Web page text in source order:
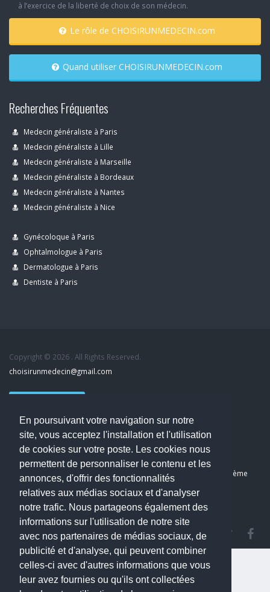
En poursuivant votre navigation sur notre
site, vous acceptez l'installation et l'utilisation
de cookies sur votre poste. Les cookies nous
permettent de personnaliser le contenu et les
annonces, d'offrir des fonctionnalités
relatives aux médias sociaux et d'analyser
notre trafic. Nous partageons également des
informations sur l'utilisation de notre site
avec nos partenaires de médias sociaux, de
publicité et d'analyse, qui peuvent combiner
celles-ci avec d'autres informations que vous
leur avez fournies ou qu'ils ont collectées
à l’exercice de la liberté de choix de son médecin.
Le rôle de CHOISIRUNMEDECIN.com
Quand utiliser CHOISIRUNMEDECIN.com
Recherches Fréquentes
Medecin généraliste à Paris
Medecin généraliste à Lille
Medecin généraliste à Marseille
Medecin généraliste à Bordeaux
Medecin généraliste à Nantes
Medecin généraliste à Nice
Gynécoloque à Paris
Ophtalmologue à Paris
Dermatologue à Paris
Dentiste à Paris
Copyright © 2026 . All Rights Reserved.
choisirunmedecin@gmail.com
Accueil
Blog
Mon compte
Dernier avis : Kassab Mourad, Chirurgien orthopédiste à Paris 11ème
Mentions légales
Politique de confidentialité